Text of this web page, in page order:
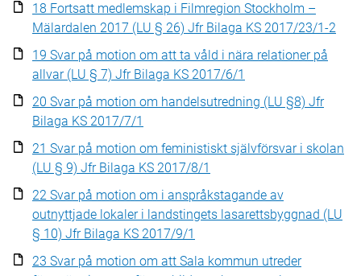
18 Fortsatt medlemskap i Filmregion Stockholm –
Mälardalen 2017 (LU § 26) Jfr Bilaga KS 2017/23/1-2
19 Svar på motion om att ta våld i nära relationer på
allvar (LU § 7) Jfr Bilaga KS 2017/6/1
20 Svar på motion om handelsutredning (LU §8) Jfr
Bilaga KS 2017/7/1
21 Svar på motion om feministiskt självförsvar i skolan
(LU § 9) Jfr Bilaga KS 2017/8/1
22 Svar på motion om i anspråkstagande av
outnyttjade lokaler i landstingets lasarettsbyggnad (LU
§ 10) Jfr Bilaga KS 2017/9/1
23 Svar på motion om att Sala kommun utreder